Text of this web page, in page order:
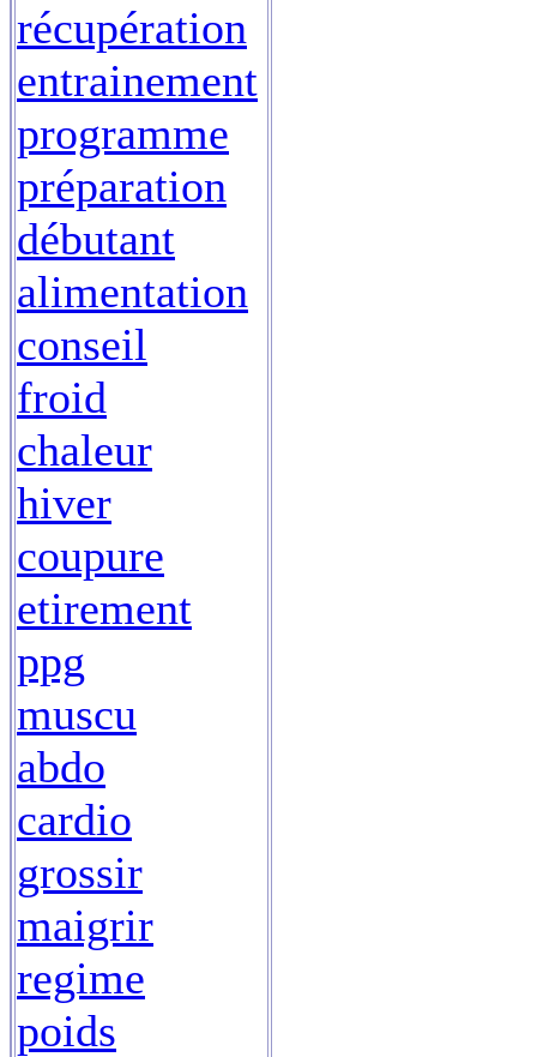
récupération
entrainement
programme
préparation
débutant
alimentation
conseil
froid
chaleur
hiver
coupure
etirement
ppg
muscu
abdo
cardio
grossir
maigrir
regime
poids